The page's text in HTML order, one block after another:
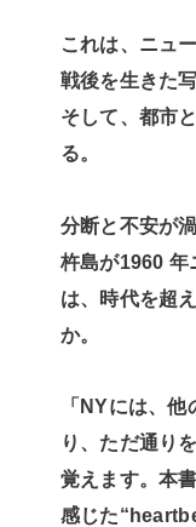
これは、ニュ
戦後を生きた
そして、都市
る。
分断と不安が
杵島が1960 年
は、時代を超
か。
「NYには、
り、ただ通り
覚えます。本
感じた